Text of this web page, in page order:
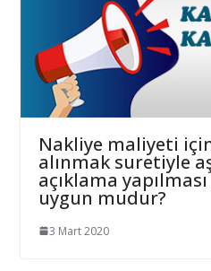
Nakliye maliyeti
alınmak suretiyle
açıklama
uygun mudur?
3 Mart 2020